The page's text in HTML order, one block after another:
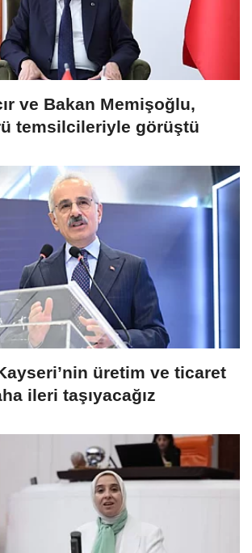
ve Bakan Memişoğlu,
temsilcileriyle görüştü
üretim ve ticaret
ileri taşıyacağız